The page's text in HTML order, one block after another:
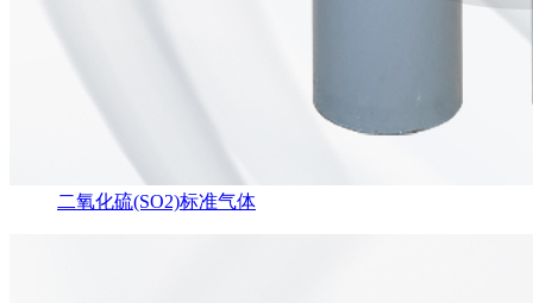
二氧化硫(SO2)标准气体